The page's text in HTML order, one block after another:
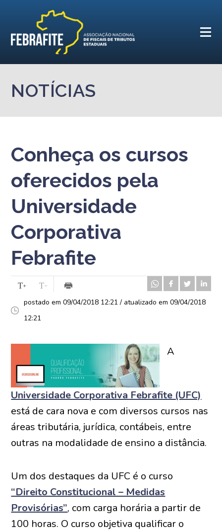
NOTÍCIAS
Conheça os cursos
oferecidos pela
Universidade
Corporativa
Febrafite
postado em 09/04/2018 12:21 / atualizado em 09/04/2018
12:21
A
Universidade Corporativa Febrafite (UFC)
está de cara nova e com diversos cursos nas
áreas tributária, jurídica, contábeis, entre
outras na modalidade de ensino a distância.
Um dos destaques da UFC é o curso
“Direito Constitucional – Medidas
Provisórias”, com carga horária a partir de
100 horas. O curso objetiva qualificar o